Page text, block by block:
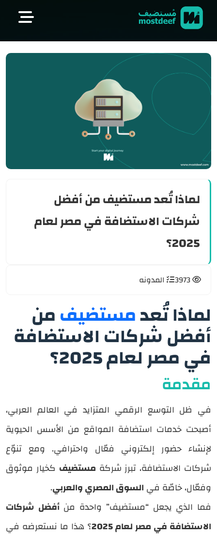
لماذا تُعد مستضيف من أفضل
شركات الاستضافة في مصر لعام
2025؟
المدونه
لماذا تُعدمستضيفمن
أفضل شركات الاستضافة
في مصر لعام 2025؟
مقدمة
في ظل التوسع الرقمي المتزايد في العالم العربي،
أصبحت خدمات استضافة المواقع من الأسس الحيوية
لإنشاء حضور إلكتروني فعّال واحترافي. ومع تنوّع
شركات الاستضافة، تبرز شركة مستضيف كخيار موثوق
وفعّال، خاصّة في السوق المصري والعربي.
فما الذي يجعل “مستضيف” واحدة منأفضل شركات
الاستضافة في مصر لعام 2025
؟ هذا ما نستعرضه في